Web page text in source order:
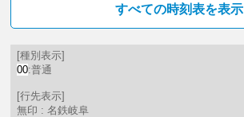
すべての時刻表を表示
[種別表示]
00:普通
[行先表示]
無印 : 名鉄岐阜